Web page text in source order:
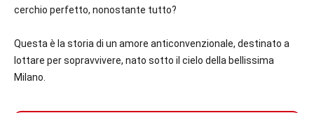
cerchio perfetto, nonostante tutto?
Questa è la storia di un amore anticonvenzionale, destinato a
lottare per sopravvivere, nato sotto il cielo della bellissima
Milano.